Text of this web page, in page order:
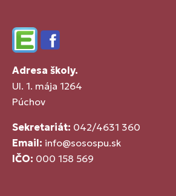
EdupageFacebook
Adresa školy.
Ul. 1. mája 1264
Púchov
Sekretariát: 042/4631 360
Email: info@sosospu.sk
IČO: 000 158 569